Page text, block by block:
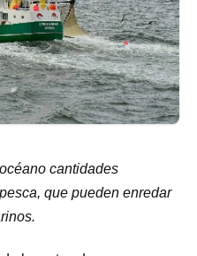
cantidades
que pueden enredar